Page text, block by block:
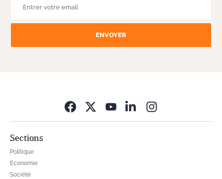
ENVOYER
Sections
Politique
Economie
Société